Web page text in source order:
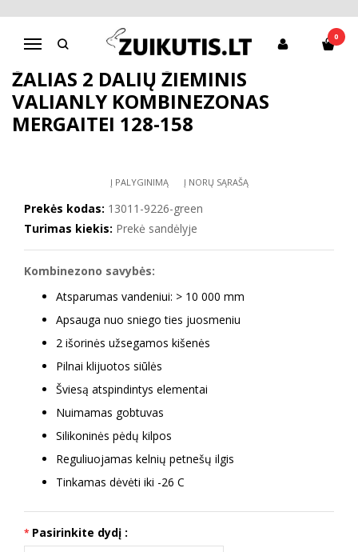
Navigacija
0
Pagrindinis Apranga mergaitėms
Striukės, kombinezonai
Žalias 2 dalių žieminis VALIANLY kombinezonas mergaitei 128-158
ŽALIAS 2 DALIŲ ŽIEMINIS
VALIANLY KOMBINEZONAS
MERGAITEI 128-158
Į PALYGINIMĄ Į NORŲ SĄRAŠĄ
Prekės kodas: 13011-9226-green
Turimas kiekis: Prekė sandėlyje
Kombinezono savybės:
Atsparumas vandeniui: > 10 000 mm
Apsauga nuo sniego ties juosmeniu
2 išorinės užsegamos kišenės
Pilnai klijuotos siūlės
Šviesą atspindintys elementai
Nuimamas gobtuvas
Silikoninės pėdų kilpos
Reguliuojamas kelnių petnešų ilgis
Tinkamas dėvėti iki -26 C
Pasirinkite dydį :